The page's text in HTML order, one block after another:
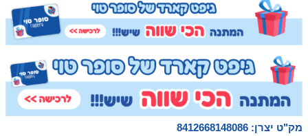
מק"ט יצרן: 8412668148086